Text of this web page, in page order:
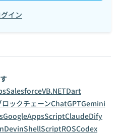
イン
SalesforceVB.NETDart
ロックチェーンChatGPTGemini
GoogleAppsScriptClaudeDify
DevinShellScriptROSCodex